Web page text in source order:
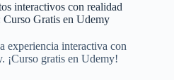
interactivos con realidad
Curso Gratis en Udemy
experiencia interactiva con
¡Curso gratis en Udemy!